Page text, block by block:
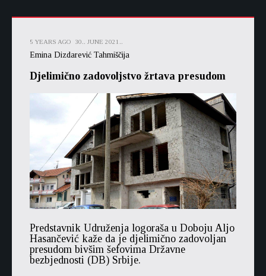
5 YEARS AGO 30.. JUNE 2021..
Emina Dizdarević Tahmiščija
Djelimično zadovoljstvo žrtava presudom
Predstavnik Udruženja logoraša u Doboju Aljo
Hasančević kaže da je djelimično zadovoljan
presudom bivšim šefovima Državne
bezbjednosti (DB) Srbije.